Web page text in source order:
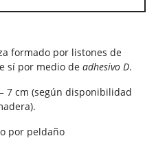
formado por listones de
sí por medio de adhesivo D.
7 cm (según disponibilidad
por peldaño